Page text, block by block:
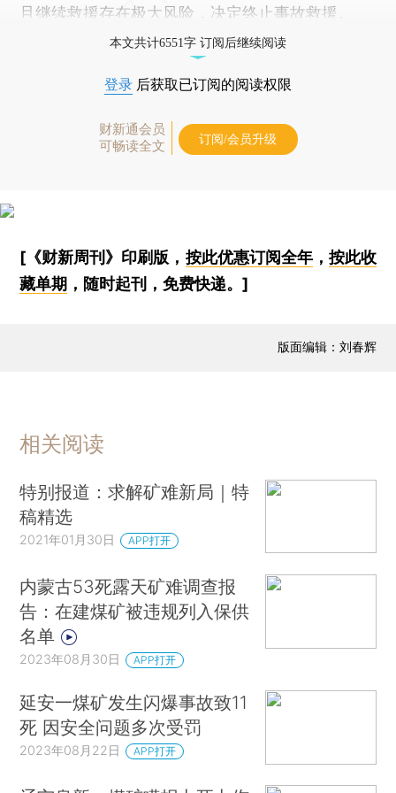
且继续救援存在极大风险，决定终止事故救援。
本文共计6551字 订阅后继续阅读
登录 后获取已订阅的阅读权限
财新通会员
可畅读全文
订阅/会员升级
[《财新周刊》印刷版， 按此优惠订阅全年， 按此收
藏单期 ，随时起刊，免费快递。]
版面编辑：刘春辉
相关阅读
特别报道：求解矿难新局｜特
稿精选
2021年01月30日 APP打开
内蒙古53死露天矿难调查报
告：在建煤矿被违规列入保供
名单
2023年08月30日 APP打开
延安一煤矿发生闪爆事故致11
死 因安全问题多次受罚
2023年08月22日 APP打开